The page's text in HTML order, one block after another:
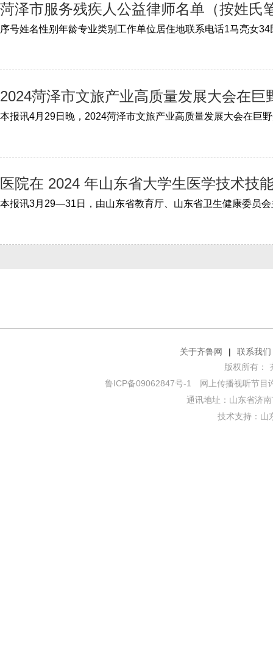
菏泽市服务残疾人公益律师名单（按姓氏
2024菏泽市文旅产业高质量发展大会在巨
医院在 2024 年山东省大学生医学技术技
关于齐鲁网 |
联系我们
版权所有：
鲁ICP备09062847号-1
网上传播视听节目
通讯地址：山东省济
技术支持： 山